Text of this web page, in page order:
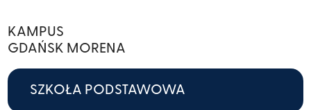
KAMPUS
GDAŃSK MORENA
SZKOŁA PODSTAWOWA